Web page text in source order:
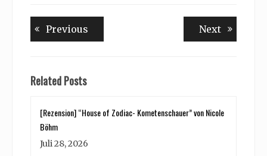
Beitragsnavigation
Previous NextNext
Related Posts
[Rezension] “House of Zodiac- Kometenschauer” von Nicole
Böhm
Juli 28, 2026